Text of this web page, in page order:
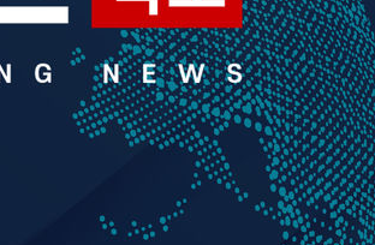
1
김희철,
사과 "깊